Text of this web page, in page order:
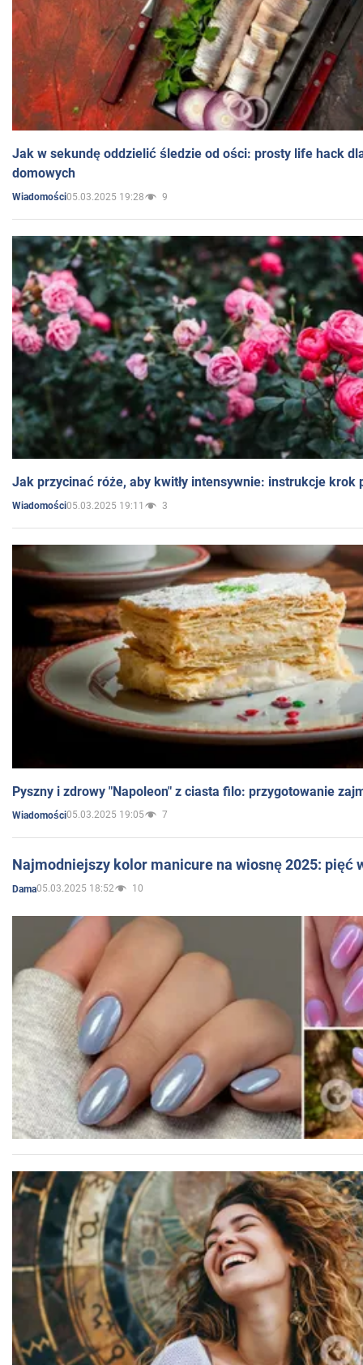
Jak w sekundę oddzielić śledzie od ości: prosty life hack
domowych
Wiadomości05.03.2025 19:28 9
Jak przycinać róże, aby kwitły intensywnie: instrukcje krok
Wiadomości05.03.2025 19:11 3
Pyszny i zdrowy "Napoleon" z ciasta filo: przygotowanie
Wiadomości05.03.2025 19:05 7
Najmodniejszy kolor manicure na wiosnę 2025: pięć
Dama05.03.2025 18:52 10